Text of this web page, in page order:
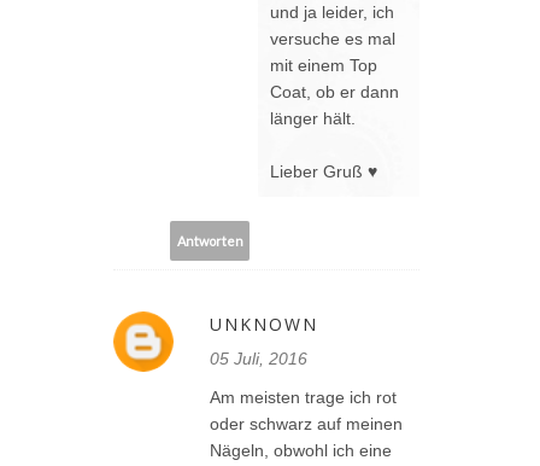
und ja leider, ich
versuche es mal
mit einem Top
Coat, ob er dann
länger hält.
Lieber Gruß ♥
Antworten
UNKNOWN
05 Juli, 2016
Am meisten trage ich rot
oder schwarz auf meinen
Nägeln, obwohl ich eine